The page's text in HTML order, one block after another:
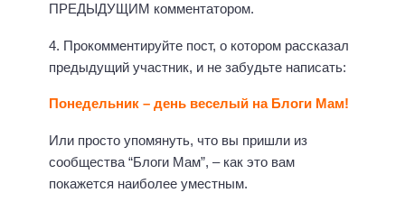
ПРЕДЫДУЩИМ комментатором.
4. Прокомментируйте пост, о котором рассказал
предыдущий участник, и не забудьте написать:
Понедельник – день веселый на Блоги Мам!
Или просто упомянуть, что вы пришли из
сообщества “Блоги Мам”, – как это вам
покажется наиболее уместным.